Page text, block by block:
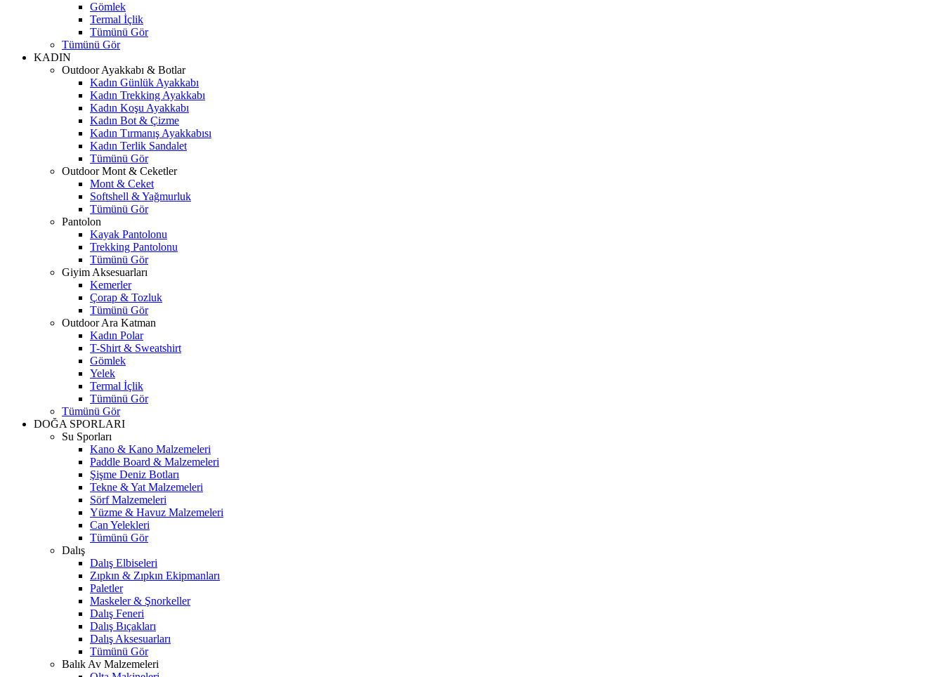
Gömlek
Termal İçlik
Tümünü Gör
Tümünü Gör
KADIN
Outdoor Ayakkabı & Botlar
Kadın Günlük Ayakkabı
Kadın Trekking Ayakkabı
Kadın Koşu Ayakkabı
Kadın Bot & Çizme
Kadın Tırmanış Ayakkabısı
Kadın Terlik Sandalet
Tümünü Gör
Outdoor Mont & Ceketler
Mont & Ceket
Softshell & Yağmurluk
Tümünü Gör
Pantolon
Kayak Pantolonu
Trekking Pantolonu
Tümünü Gör
Giyim Aksesuarları
Kemerler
Çorap & Tozluk
Tümünü Gör
Outdoor Ara Katman
Kadın Polar
T-Shirt & Sweatshirt
Gömlek
Yelek
Termal İçlik
Tümünü Gör
Tümünü Gör
DOĞA SPORLARI
Su Sporları
Kano & Kano Malzemeleri
Paddle Board & Malzemeleri
Şişme Deniz Botları
Tekne & Yat Malzemeleri
Sörf Malzemeleri
Yüzme & Havuz Malzemeleri
Can Yelekleri
Tümünü Gör
Dalış
Dalış Elbiseleri
Zıpkın & Zıpkın Ekipmanları
Paletler
Maskeler & Şnorkeller
Dalış Feneri
Dalış Bıçakları
Dalış Aksesuarları
Tümünü Gör
Balık Av Malzemeleri